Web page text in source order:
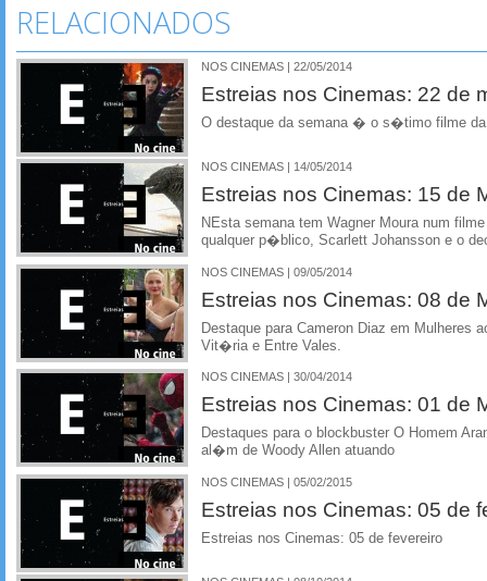
RELACIONADOS
NOS CINEMAS | 22/05/2014
Estreias nos Cinemas: 22 de
O destaque da semana � o s�timo filme da
NOS CINEMAS | 14/05/2014
Estreias nos Cinemas: 15 de
NEsta semana tem Wagner Moura num
qualquer p�blico, Scarlett Johansson e o
NOS CINEMAS | 09/05/2014
Estreias nos Cinemas: 08 de
Destaque para Cameron Diaz em Mulheres
Vit�ria e Entre Vales.
NOS CINEMAS | 30/04/2014
Estreias nos Cinemas: 01 de
Destaques para o blockbuster O Homem
al�m de Woody Allen atuando
NOS CINEMAS | 05/02/2015
Estreias nos Cinemas: 05 de
Estreias nos Cinemas: 05 de fevereiro